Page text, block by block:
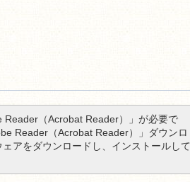
Reader（Acrobat Reader）」が必要で
Reader（Acrobat Reader）」ダウンロ
アをダウンロードし、インストールして